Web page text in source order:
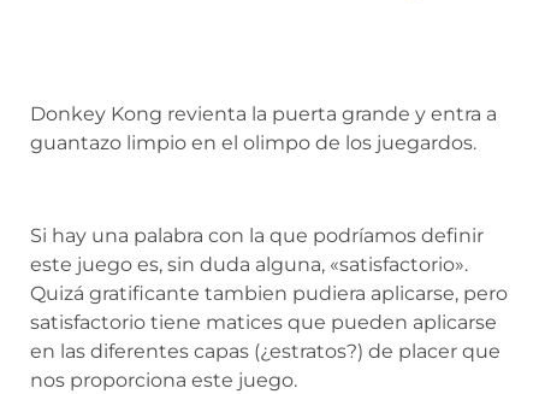
Donkey Kong revienta la puerta grande y entra a
guantazo limpio en el olimpo de los juegardos.
Si hay una palabra con la que podríamos definir
este juego es, sin duda alguna, «satisfactorio».
Quizá gratificante tambien pudiera aplicarse, pero
satisfactorio tiene matices que pueden aplicarse
en las diferentes capas (¿estratos?) de placer que
nos proporciona este juego.